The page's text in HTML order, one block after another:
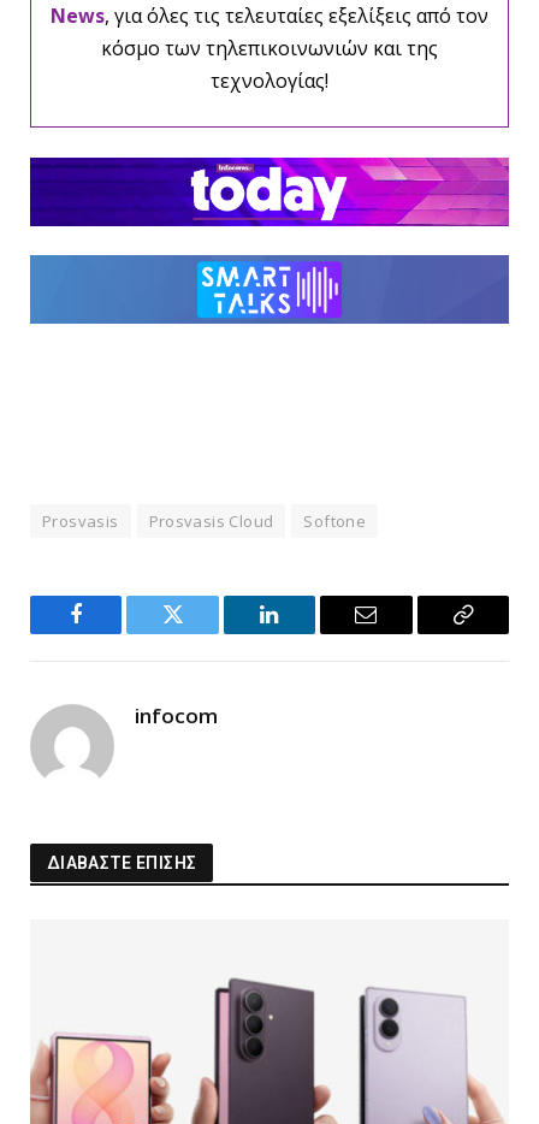
News, για όλες τις τελευταίες εξελίξεις από τον
κόσμο των τηλεπικοινωνιών και της
τεχνολογίας!
Prosvasis Prosvasis Cloud Softone
Facebook Twitter LinkedIn Email
Copy
infocom
ΔΙΑΒΑΣΤΕ ΕΠΙΣΗΣ